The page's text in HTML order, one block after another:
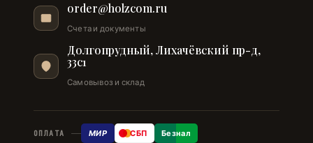
order@holzcom.ru
Счета и документы
Долгопрудный, Лихачёвский пр-д,
33с1
Самовывоз и склад
ОПЛАТА МИР СБП Безнал